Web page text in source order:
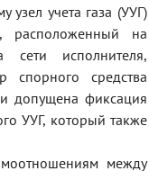
узел учета газа (УУГ)
расположенный на
сети исполнителя,
спорного средства
допущена фиксация
УУГ, который также
между